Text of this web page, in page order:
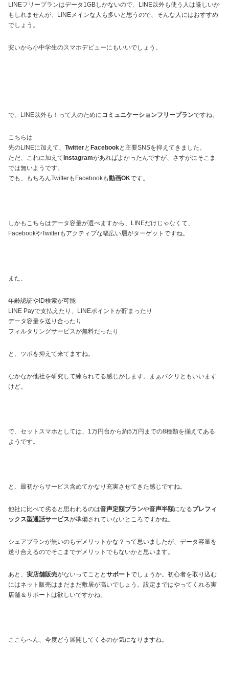
LINEフリープランはデータ1GBしかないので、LINE以外も使う人は厳しいか
もしれませんが、LINEメインな人も多いと思うので、そんな人にはおすすめ
でしょう。
安いから小中学生のスマホデビューにもいいでしょう。
で、LINE以外も！って人のためにコミュニケーションフリープランですね。
こちらは
先のLINEに加えて、 Twitterと Facebookと主要SNSを抑えてきました。
ただ、これに加えて Instagramがあればよかったんですが、さすがにそこま
では無いようです。
でも、もちろんTwitterもFacebookも動画OKです。
しかもこちらはデータ容量が選べますから、LINEだけじゃなくて、
FacebookやTwitterもアクティブな幅広い層がターゲットですね。
また、
年齢認証やID検索が可能
LINE Payで支払えたり、LINEポイントが貯まったり
データ容量を送り合ったり
フィルタリングサービスが無料だったり
と、ツボを抑えて来てますね。
なかなか他社を研究して練られてる感じがします。まぁパクリともいいます
けど。
で、セットスマホとしては、1万円台から約5万円までの8種類を揃えてある
ようです。
と、最初からサービス含めてかなり充実させてきた感じですね。
他社に比べて劣ると思われるのは音声定額プランや音声半額になるプレフィ
ックス型通話サービスが準備されていないところですかね。
シェアプランが無いのもデメリットかな？って思いましたが、データ容量を
送り合えるのでそこまでデメリットでもないかと思います。
あと、 実店舗販売がないってことと サポートでしょうか。初心者を取り込む
にはネット販売はまだまだ敷居が高いでしょう。設定まではやってくれる実
店舗＆サポートは欲しいですかね。
ここらへん、今度どう展開してくるのか気になりますね。